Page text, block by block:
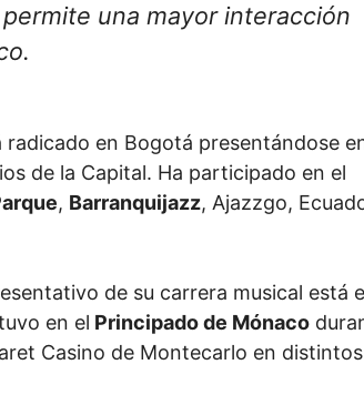
una mayor interacción
radicado en Bogotá presentándose
de la Capital. Ha participado en el
, Barranquijazz, Ajazzgo,
de su carrera musical está
en el Principado de Mónaco
Casino de Montecarlo en distintos